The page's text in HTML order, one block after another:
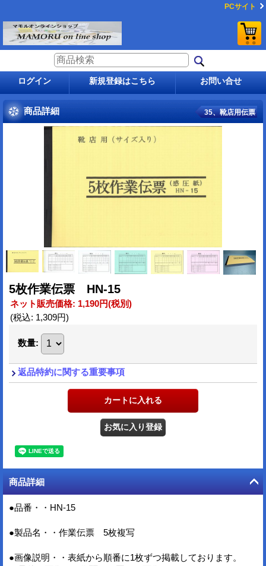
PCサイト
ログイン 新規登録はこちら お問い合せ
商品詳細 35、靴店用伝票
5枚作業伝票 HN-15
ネット販売価格: 1,190円(税別)
(税込: 1,309円)
数量:
返品特約に関する重要事項
商品詳細
●品番・・HN-15
●製品名・・作業伝票 5枚複写
●画像説明・・表紙から順番に1枚ずつ掲載しております。